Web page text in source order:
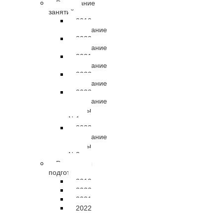
Расписание
занятий
2019
расписание
2020
расписание
2021
расписание
2022
расписание
2023
расписание
группы
№1
2023
расписание
группы
№2
Результаты
подготовки
2019
2020
2021
2022